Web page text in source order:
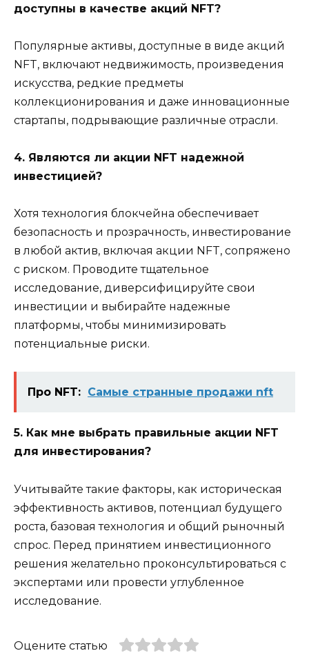
доступны в качестве акций NFT?
Популярные активы, доступные в виде акций
NFT, включают недвижимость, произведения
искусства, редкие предметы
коллекционирования и даже инновационные
стартапы, подрывающие различные отрасли.
4. Являются ли акции NFT надежной
инвестицией?
Хотя технология блокчейна обеспечивает
безопасность и прозрачность, инвестирование
в любой актив, включая акции NFT, сопряжено
с риском. Проводите тщательное
исследование, диверсифицируйте свои
инвестиции и выбирайте надежные
платформы, чтобы минимизировать
потенциальные риски.
Про NFT: Самые странные продажи nft
5. Как мне выбрать правильные акции NFT
для инвестирования?
Учитывайте такие факторы, как историческая
эффективность активов, потенциал будущего
роста, базовая технология и общий рыночный
спрос. Перед принятием инвестиционного
решения желательно проконсультироваться с
экспертами или провести углубленное
исследование.
Оцените статью